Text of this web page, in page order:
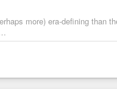
more) era-defining than